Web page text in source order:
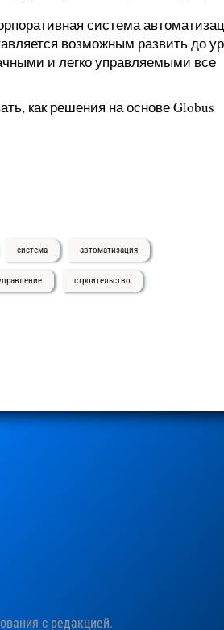
система
возможным развить до
и легко управляемыми все
как решения на основе Globus
система автоматизация
строительство
c редакцией.